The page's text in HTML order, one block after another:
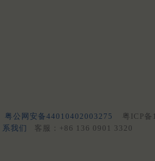
粤公网安备44010402003275 粤ICP备
系我们
客服：+86 136 0901 3320